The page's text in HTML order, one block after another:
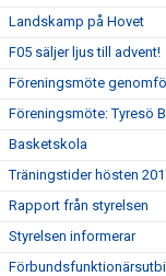
Landskamp på Hovet
F05 säljer ljus till advent!
Föreningsmöte
Föreningsmöte: Tyresö
Basketskola
Träningstider hösten
Rapport från styrelsen
Styrelsen informerar